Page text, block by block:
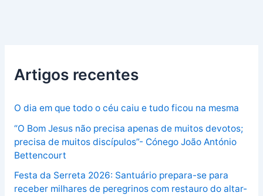
Artigos recentes
O dia em que todo o céu caiu e tudo ficou na mesma
“O Bom Jesus não precisa apenas de muitos devotos;
precisa de muitos discípulos”- Cónego João António
Bettencourt
Festa da Serreta 2026: Santuário prepara-se para
receber milhares de peregrinos com restauro do altar-